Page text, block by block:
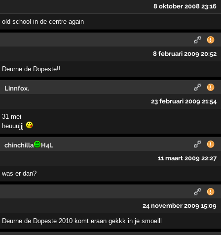
8 oktober 2008 23:16
old school in de centre again
8 februari 2009 20:52
Deurne de Dopeste!!
Linnfox.
23 februari 2009 21:54
31 mei
heuuujjj
chinchilla
H4L
11 maart 2009 22:27
was er dan?
24 november 2009 15:09
Deurne de Dopeste 2010 komt eraan gekkk in je smoelll